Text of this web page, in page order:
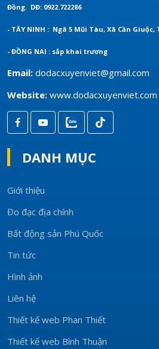
Đồng. DĐ: 0922.722286
- TÂY NINH : Ngã 5 Mũi Tàu, Xã Cần Giuộc,
- ĐỒNG NAI : sắp khai trương
Email: dodacxuyenviet@gmail.com
Website: www.dodacxuyenviet.com
DANH MỤC
Giới thiệu
Đo đạc địa chính
Bất động sản Phú Quốc
Tin tức
Hình ảnh
Liên hệ
Thiết kế web Phan Thiết
Thiết kế web Bình Thuận